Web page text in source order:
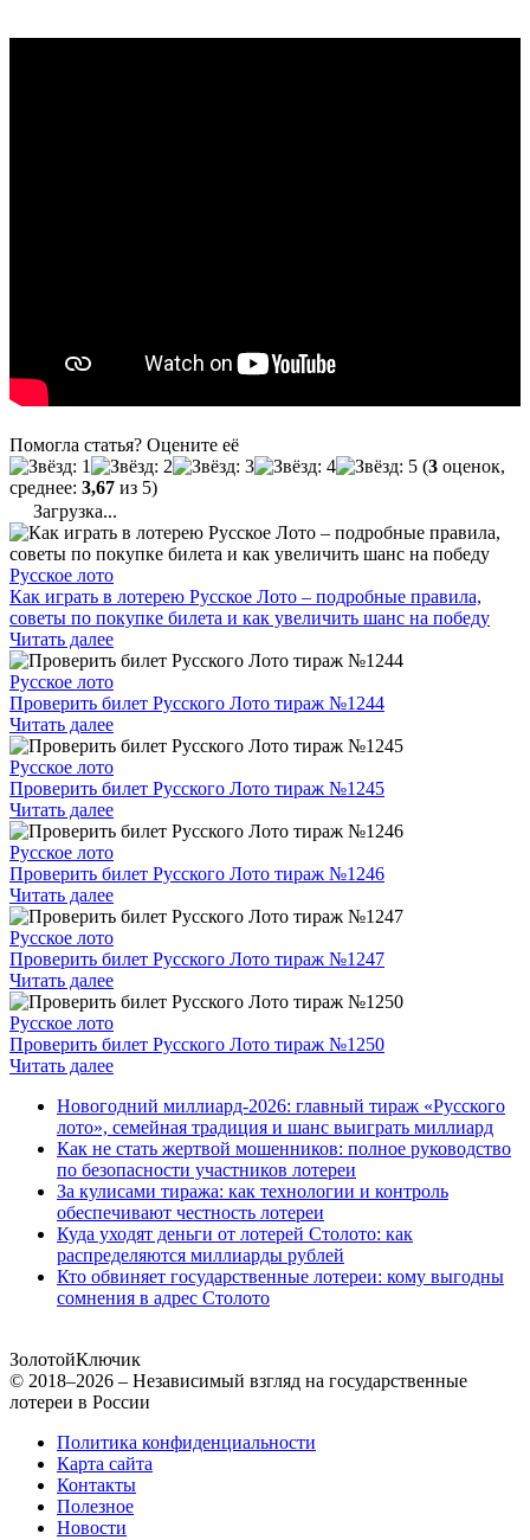
Помогла статья? Оцените её
(3 оценок,
среднее: 3,67 из 5)
Загрузка...
Русское лото
Как играть в лотерею Русское Лото – подробные правила,
советы по покупке билета и как увеличить шанс на победу
Читать далее
Русское лото
Проверить билет Русского Лото тираж №1244
Читать далее
Русское лото
Проверить билет Русского Лото тираж №1245
Читать далее
Русское лото
Проверить билет Русского Лото тираж №1246
Читать далее
Русское лото
Проверить билет Русского Лото тираж №1247
Читать далее
Русское лото
Проверить билет Русского Лото тираж №1250
Читать далее
Новогодний миллиард-2026: главный тираж «Русского
лото», семейная традиция и шанс выиграть миллиард
Как не стать жертвой мошенников: полное руководство
по безопасности участников лотереи
За кулисами тиража: как технологии и контроль
обеспечивают честность лотереи
Куда уходят деньги от лотерей Столото: как
распределяются миллиарды рублей
Кто обвиняет государственные лотереи: кому выгодны
сомнения в адрес Столото
ЗолотойКлючик
© 2018–2026 – Независимый взгляд на государственные
лотереи в России
Политика конфиденциальности
Карта сайта
Контакты
Полезное
Новости